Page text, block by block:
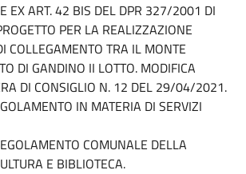
EX ART. 42 BIS DEL DPR 327/2001 DI
PER LA REALIZZAZIONE
COLLEGAMENTO TRA IL MONTE
DI GANDINO II LOTTO. MODIFICA
DI CONSIGLIO N. 12 DEL 29/04/2021.
IN MATERIA DI SERVIZI
COMUNALE DELLA
E BIBLIOTECA.